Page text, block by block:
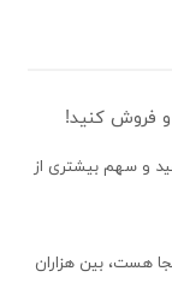
و فروش کنید!
و سهم بیشتری از
هست، بین هزاران